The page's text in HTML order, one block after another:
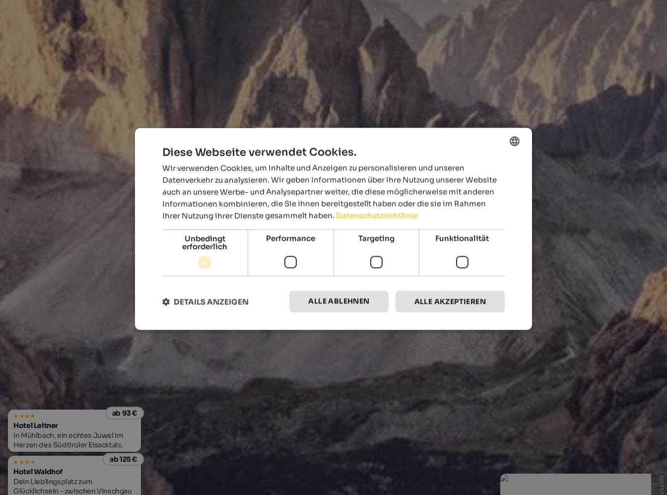
ab 93 €
Hotel Leitner
In Mühlbach, ein echtes Juwel im
Herzen des Südtiroler Eisacktals.
ab 125 €
Hotel Waldhof
Dein Lieblingsplatz zum
Glücklichsein - zwischen Vinschgau
GERMAN
Diese Webseite verwendet Cookies.
Wir verwenden Cookies, um Inhalte und Anzeigen zu personalisieren und unseren
Datenverkehr zu analysieren. Wir geben Informationen über Ihre Nutzung unserer Website
auch an unsere Werbe- und Analysepartner weiter, die diese möglicherweise mit anderen
Informationen kombinieren, die Sie ihnen bereitgestellt haben oder die sie im Rahmen
Ihrer Nutzung ihrer Dienste gesammelt haben. Datenschutzrichtlinie
Unbedingt
erforderlich
Performance Targeting Funktionalität
ALLE AKZEPTIEREN
ALLE ABLEHNEN
DETAILS ANZEIGEN